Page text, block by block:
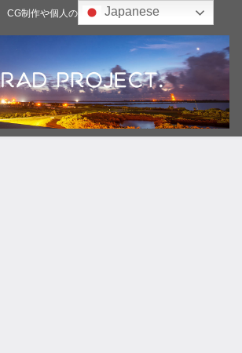
CG制作や個人の雑記ブログJapanese